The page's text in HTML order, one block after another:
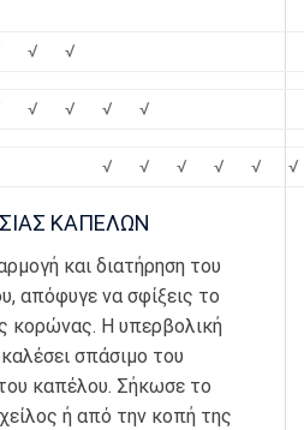
√ √
√ √ √ √
√ √ √ √ √ √
ΚΑΠΕΛΩΝ
και διατήρηση του
απόφυγε να σφίξεις το
κορώνας. Η υπερβολική
σπάσιμο του
καπέλου. Σήκωσε το
ή από την κοπή της